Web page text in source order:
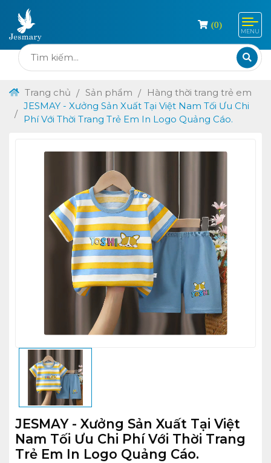
(0)
MENU
Trang chủ Sản phẩm
Hàng thời trang trẻ em
JESMAY - Xưởng Sản Xuất Tại Việt Nam Tối Ưu Chi
Phí Với Thời Trang Trẻ Em In Logo Quảng Cáo.
JESMAY - Xưởng Sản Xuất Tại Việt
Nam Tối Ưu Chi Phí Với Thời Trang
Trẻ Em In Logo Quảng Cáo.